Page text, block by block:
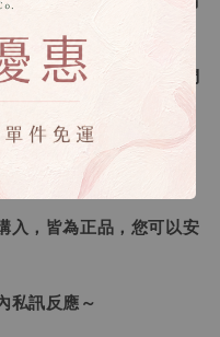
若遇到缺貨或者調價我們
時貨況還請主動聯繫後
意訊息及信箱收件
入，皆為正品，您可以安
私訊反應～